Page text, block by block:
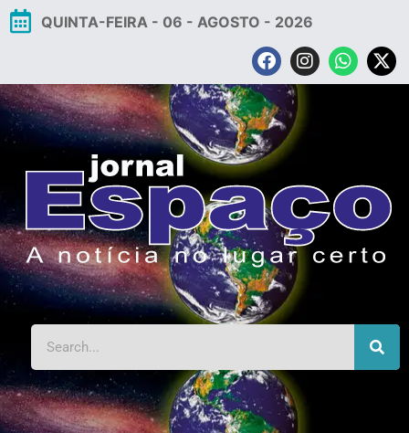
QUINTA-FEIRA - 06 - AGOSTO - 2026